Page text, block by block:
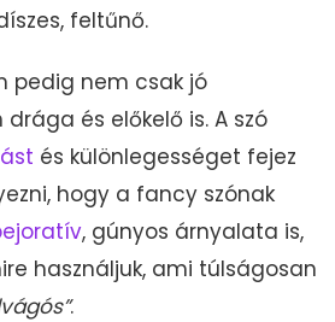
feltűnő.
pedig nem csak jó
és előkelő is. A szó
és különlegességet fejez
hogy a fancy szónak
, gúnyos árnyalata is,
használjuk, ami túlságosan
.